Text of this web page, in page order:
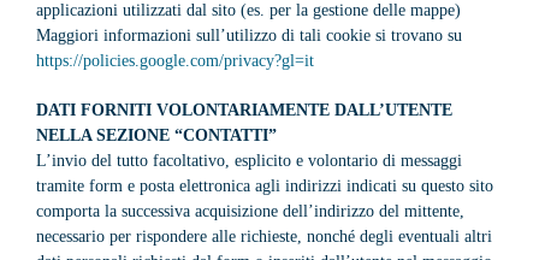
applicazioni utilizzati dal sito (es. per la gestione delle mappe)
Maggiori informazioni sull’utilizzo di tali cookie si trovano su
https://policies.google.com/privacy?gl=it
DATI FORNITI VOLONTARIAMENTE DALL’UTENTE
NELLA SEZIONE “CONTATTI”
L’invio del tutto facoltativo, esplicito e volontario di messaggi
tramite form e posta elettronica agli indirizzi indicati su questo sito
comporta la successiva acquisizione dell’indirizzo del mittente,
necessario per rispondere alle richieste, nonché degli eventuali altri